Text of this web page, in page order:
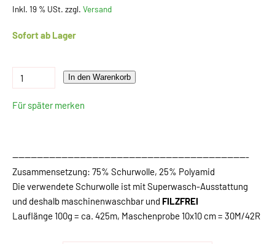
Inkl. 19 % USt. zzgl. Versand
Sofort ab Lager
In den Warenkorb
Für später merken
-----------------------------------------------------------------------------
Zusammensetzung: 75% Schurwolle, 25% Polyamid
Die verwendete Schurwolle ist mit Superwasch-Ausstattung
und deshalb maschinenwaschbar und FILZFREI
Lauflänge 100g = ca. 425m, Maschenprobe 10x10 cm = 30M/42R